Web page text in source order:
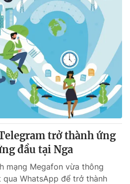
trở thành ứng
đầu tại Nga
mạng Megafon vừa thông
WhatsApp để trở thành